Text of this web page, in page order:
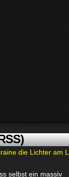
die Lichter am
selbst ein massiv